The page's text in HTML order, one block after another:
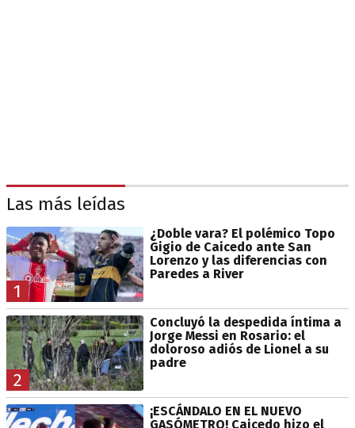
Las más leídas
1
¿Doble vara? El polémico Topo
Gigio de Caicedo ante San
Lorenzo y las diferencias con
Paredes a River
2
Concluyó la despedida íntima a
Jorge Messi en Rosario: el
doloroso adiós de Lionel a su
padre
¡ESCÁNDALO EN EL NUEVO
GASÓMETRO! Caicedo hizo el